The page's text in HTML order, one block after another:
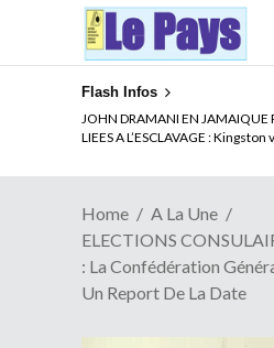
Flash Infos
JOHN DRAMANI EN
LIEES A L’ESCLAVAGE :
ELECTION DE TALON A LA
Quand Patrice quitte le pouvoir
Home
A La Une
ELECTIONS
: La Confédération
Un Report De La Date